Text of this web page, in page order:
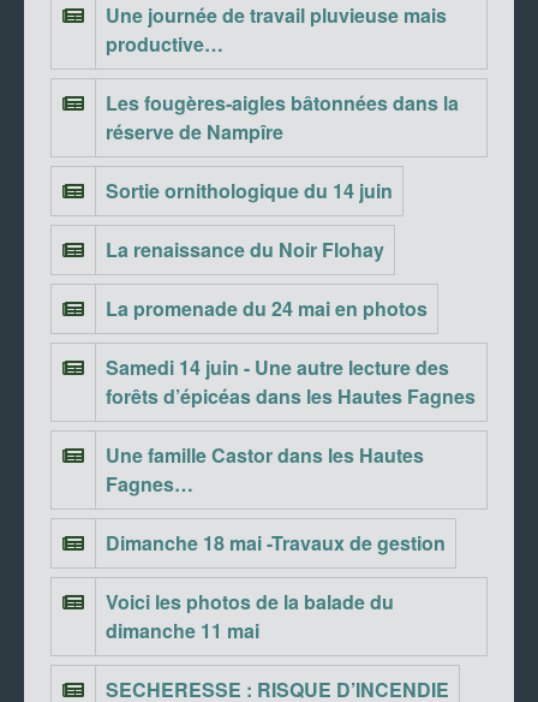
Une journée de travail pluvieuse mais
productive…
Les fougères-aigles bâtonnées dans la
réserve de Nampîre
Sortie ornithologique du 14 juin
La renaissance du Noir Flohay
La promenade du 24 mai en photos
Samedi 14 juin - Une autre lecture des
forêts d’épicéas dans les Hautes Fagnes
Une famille Castor dans les Hautes
Fagnes…
Dimanche 18 mai -Travaux de gestion
Voici les photos de la balade du
dimanche 11 mai
SECHERESSE : RISQUE D’INCENDIE